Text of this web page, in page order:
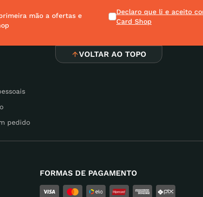
mão a ofertas e
Declaro que li e aceito
Card Shop
VOLTAR AO TOPO
pedido
FORMAS DE PAGAMENTO